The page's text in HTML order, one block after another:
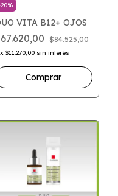
20%
VITA B12+ OJOS
$84.525,00
x $11.270,00 sin interés